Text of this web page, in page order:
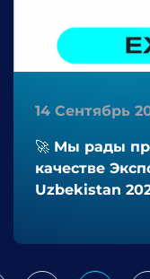
14 Сентябрь
🚀 Мы рады
качестве
Uzbekistan